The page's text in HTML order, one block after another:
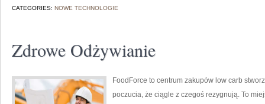
CATEGORIES: NOWE TECHNOLOGIE
Zdrowe Odżywianie
FoodForce to centrum zakupów low carb
poczucia, że ciągle z czegoś rezygnują. To